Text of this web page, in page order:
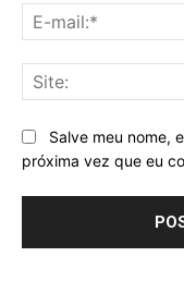
Salve meu nome,
próxima vez que eu